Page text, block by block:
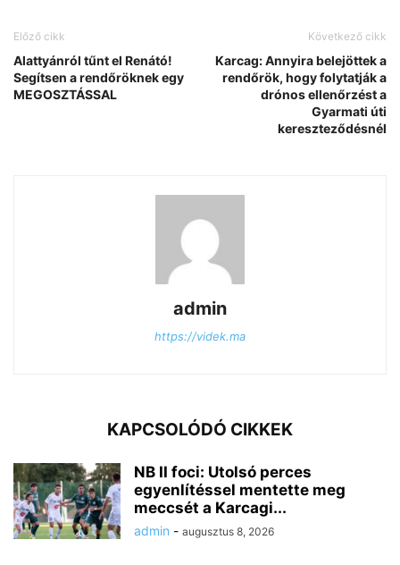
Előző cikk
Alattyánról tűnt el Renátó!
Segítsen a rendőröknek egy
MEGOSZTÁSSAL
Következő cikk
Karcag: Annyira belejöttek a
rendőrök, hogy folytatják a
drónos ellenőrzést a
Gyarmati úti
kereszteződésnél
admin
https://videk.ma
KAPCSOLÓDÓ CIKKEK
NB II foci: Utolsó perces
egyenlítéssel mentette meg
meccsét a Karcagi...
admin - augusztus 8, 2026